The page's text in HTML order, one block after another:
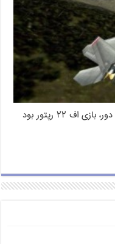
یکی از بازیهای جذاب در سالهای نه چندان دور، بازی اف ۲۲ رپتور بود